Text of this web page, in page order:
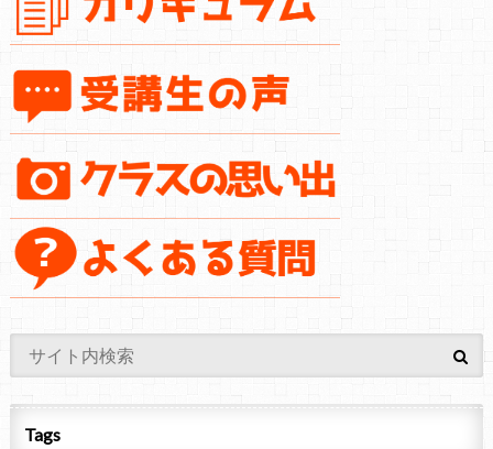
Tags